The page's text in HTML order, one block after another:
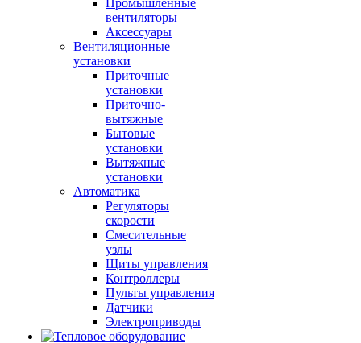
Промышленные
вентиляторы
Аксессуары
Вентиляционные
установки
Приточные
установки
Приточно-
вытяжные
Бытовые
установки
Вытяжные
установки
Автоматика
Регуляторы
скорости
Смесительные
узлы
Щиты управления
Контроллеры
Пульты управления
Датчики
Электроприводы